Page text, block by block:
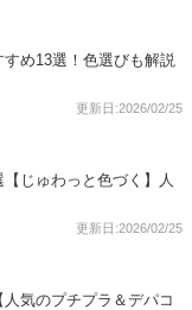
め13選！色選びも解説
更新日:2026/02/25
じゅわっと色づく】人
更新日:2026/02/25
気のプチプラ＆デパコ